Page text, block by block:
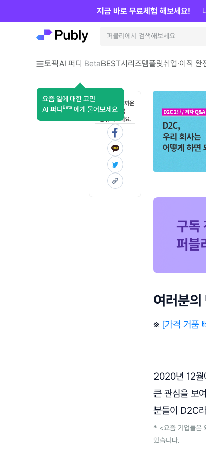
토픽AI 퍼디 Beta
요즘 일에 대한 고민
AI 퍼디 Beta 에게 물어보세요
BEST시리즈템플릿취업·이직 완
지금 바로 무료체험 해보세요!
혼자 보기 아까운
콘텐츠를
공유해보세요.
여러분
※ [가격 거품
2020년 12
큰 관심을 보
분들이 D2C
* <요즘 기업들은
있습니다.